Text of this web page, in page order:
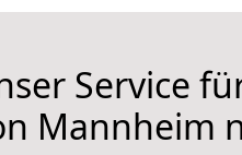
Service
Mannheim